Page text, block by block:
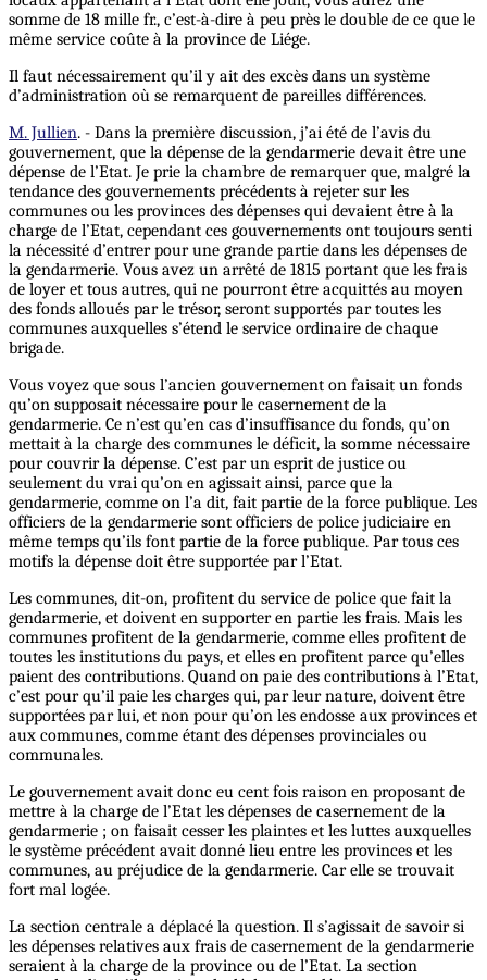
somme de 18 mille fr., c’est-à-dire à peu près le double de ce que le
même service coûte à la province de Liége.
Il faut nécessairement qu’il y ait des excès dans un système
d’administration où se remarquent de pareilles différences.
M. Jullien. - Dans la première discussion, j’ai été de l’avis du
gouvernement, que la dépense de la gendarmerie devait être une
dépense de l’Etat. Je prie la chambre de remarquer que, malgré la
tendance des gouvernements précédents à rejeter sur les
communes ou les provinces des dépenses qui devaient être à la
charge de l’Etat, cependant ces gouvernements ont toujours senti
la nécessité d’entrer pour une grande partie dans les dépenses de
la gendarmerie. Vous avez un arrêté de 1815 portant que les frais
de loyer et tous autres, qui ne pourront être acquittés au moyen
des fonds alloués par le trésor, seront supportés par toutes les
communes auxquelles s’étend le service ordinaire de chaque
brigade.
Vous voyez que sous l’ancien gouvernement on faisait un fonds
qu’on supposait nécessaire pour le casernement de la
gendarmerie. Ce n’est qu’en cas d’insuffisance du fonds, qu’on
mettait à la charge des communes le déficit, la somme nécessaire
pour couvrir la dépense. C’est par un esprit de justice ou
seulement du vrai qu’on en agissait ainsi, parce que la
gendarmerie, comme on l’a dit, fait partie de la force publique. Les
officiers de la gendarmerie sont officiers de police judiciaire en
même temps qu’ils font partie de la force publique. Par tous ces
motifs la dépense doit être supportée par l’Etat.
Les communes, dit-on, profitent du service de police que fait la
gendarmerie, et doivent en supporter en partie les frais. Mais les
communes profitent de la gendarmerie, comme elles profitent de
toutes les institutions du pays, et elles en profitent parce qu’elles
paient des contributions. Quand on paie des contributions à l’Etat,
c’est pour qu’il paie les charges qui, par leur nature, doivent être
supportées par lui, et non pour qu’on les endosse aux provinces et
aux communes, comme étant des dépenses provinciales ou
communales.
Le gouvernement avait donc eu cent fois raison en proposant de
mettre à la charge de l’Etat les dépenses de casernement de la
gendarmerie ; on faisait cesser les plaintes et les luttes auxquelles
le système précédent avait donné lieu entre les provinces et les
communes, au préjudice de la gendarmerie. Car elle se trouvait
fort mal logée.
La section centrale a déplacé la question. Il s’agissait de savoir si
les dépenses relatives aux frais de casernement de la gendarmerie
seraient à la charge de la province ou de l’Etat. La section